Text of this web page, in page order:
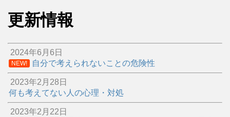
更新情報
2024年6月6日
NEW! 自分で考えられないことの危険性
2023年2月28日
何も考えてない人の心理・対処
2023年2月22日